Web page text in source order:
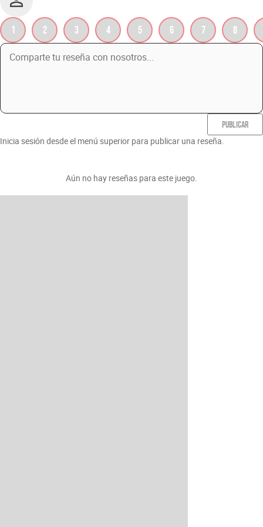
1 2 3 4 5 6 7 8
PUBLICAR
Inicia sesión desde el menú superior para publicar una reseña.
Aún no hay reseñas para este juego.